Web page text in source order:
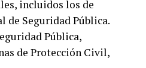
incluidos los de
de Seguridad Pública.
Pública,
de Protección Civil,